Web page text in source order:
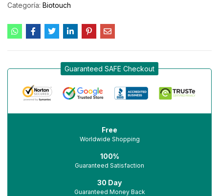
Categoría: Biotouch
Guaranteed SAFE Checkout
Free
Worldwide Shopping
100%
Guaranteed Satisfaction
30 Day
Guaranteed Money Back